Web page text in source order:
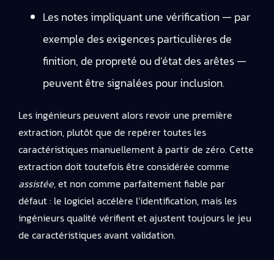
Les notes impliquant une vérification — par
exemple des exigences particulières de
finition, de propreté ou d’état des arêtes —
peuvent être signalées pour inclusion.
Les ingénieurs peuvent alors revoir une première
extraction, plutôt que de repérer toutes les
caractéristiques manuellement à partir de zéro. Cette
extraction doit toutefois être considérée comme
assistée, et non comme parfaitement fiable par
défaut : le logiciel accélère l’identification, mais les
ingénieurs qualité vérifient et ajustent toujours le jeu
de caractéristiques avant validation.